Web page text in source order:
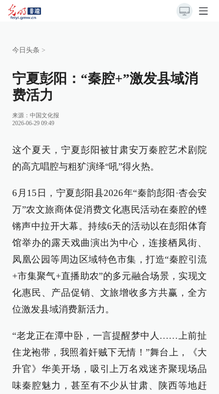
今日头条 >
宁夏彭阳：“秦腔+”激发县域消
费活力
来源： 中国文化报
2026-06-29 09:49
这个夏天，宁夏彭阳被甘肃安万秦腔艺术剧院
的高亢唱腔与粗犷演绎“吼”得火热。
6月15日，宁夏彭阳县2026年“秦韵彭阳·杏会安
万”农文旅商体促消费文化惠民活动在秦腔的铿
锵声中拉开大幕。持续6天的活动以在彭阳体育
馆举办的露天戏曲演出为中心，连接栖凤街、
凤凰公园等周边区域特色市集，打造“秦腔引流
+市集聚气+直播助农”的多元融合场景，实现文
化惠民、产品促销、文旅增收多方共赢，全方
位激发县域消费新活力。
“老龙正在潭中卧，一言提醒梦中人……上前扯
住龙袍带，我照着奸贼下无情！”舞台上，《大
升官》华美开场，吸引上万名戏迷齐聚现场品
味秦腔魅力，甚至有不少从甘肃、陕西等地赶